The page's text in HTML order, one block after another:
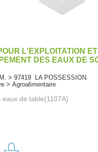
L'EXPLOITATION
DES EAUX DE
> 97419 LA POSSESSION
> Agroalimentaire
eaux de table(1107A)